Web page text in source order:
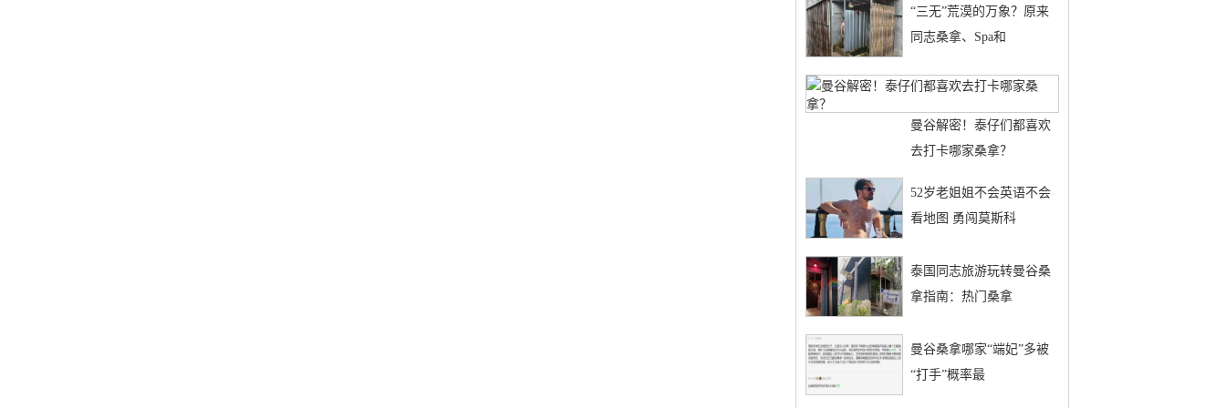
“三无”荒漠的万象？原来
同志桑拿、Spa和
曼谷解密！泰仔们都喜欢
去打卡哪家桑拿？
52岁老姐姐不会英语不会
看地图 勇闯莫斯科
泰国同志旅游玩转曼谷桑
拿指南：热门桑拿
曼谷桑拿哪家“端妃”多被
“打手”概率最